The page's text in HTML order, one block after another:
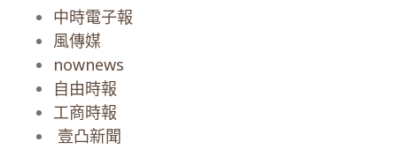
中時電子報
風傳媒
nownews
自由時報
工商時報
壹凸新聞